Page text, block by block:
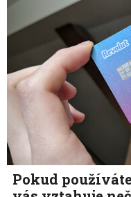
Pokud